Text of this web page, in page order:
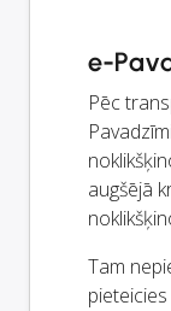
e-
Pēc
augšējā
Tam